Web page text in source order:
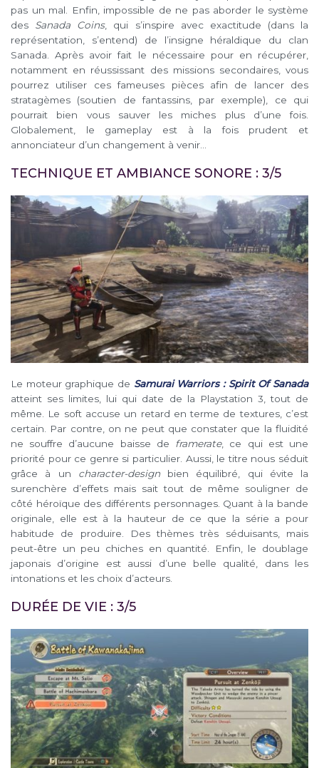
pas un mal. Enfin, impossible de ne pas aborder le système
des Sanada Coins, qui s’inspire avec exactitude (dans la
représentation, s’entend) de l’insigne héraldique du clan
Sanada. Après avoir fait le nécessaire pour en récupérer,
notamment en réussissant des missions secondaires, vous
pourrez utiliser ces fameuses pièces afin de lancer des
stratagèmes (soutien de fantassins, par exemple), ce qui
pourrait bien vous sauver les miches plus d’une fois.
Globalement, le gameplay est à la fois prudent et
annonciateur d’un changement à venir…
TECHNIQUE ET AMBIANCE SONORE : 3/5
Le moteur graphique de Samurai Warriors : Spirit Of Sanada
atteint ses limites, lui qui date de la Playstation 3, tout de
même. Le soft accuse un retard en terme de textures, c’est
certain. Par contre, on ne peut que constater que la fluidité
ne souffre d’aucune baisse de framerate, ce qui est une
priorité pour ce genre si particulier. Aussi, le titre nous séduit
grâce à un character-designbien équilibré, qui évite la
surenchère d’effets mais sait tout de même souligner de
côté héroïque des différents personnages. Quant à la bande
originale, elle est à la hauteur de ce que la série a pour
habitude de produire. Des thèmes très séduisants, mais
peut-être un peu chiches en quantité. Enfin, le doublage
japonais d’origine est aussi d’une belle qualité, dans les
intonations et les choix d’acteurs.
DURÉE DE VIE : 3/5